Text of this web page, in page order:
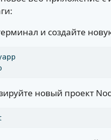
и создайте
новый проект